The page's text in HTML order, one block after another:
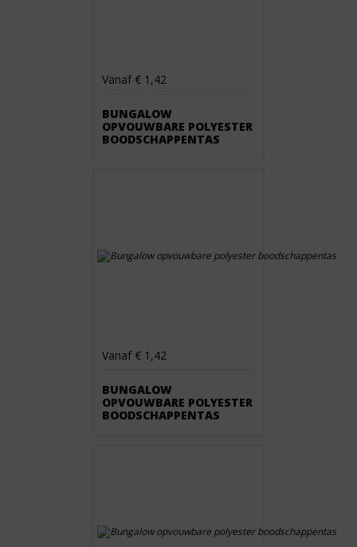
Vanaf € 1,42
BUNGALOW
OPVOUWBARE POLYESTER
BOODSCHAPPENTAS
Vanaf € 1,42
BUNGALOW
OPVOUWBARE POLYESTER
BOODSCHAPPENTAS